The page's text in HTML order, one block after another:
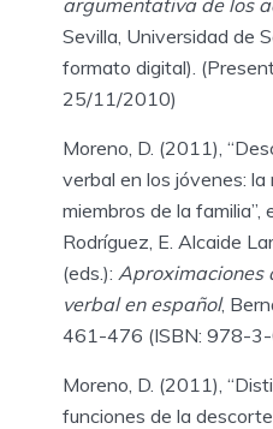
Sevilla, Universidad de
formato digital).
25/11/2010)
Moreno, D. (2011),
verbal en los jóvenes:
miembros de la familia”,
Rodríguez, E. Alcaide
(eds.): Aproximaciones
verbal en español,
461-476 (ISBN: 978-
Moreno, D. (2011),
funciones de la